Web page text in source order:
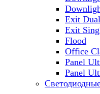
Exit Dual
Exit
Flood
Office
Panel
Panel